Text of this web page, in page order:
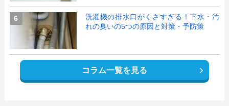
6
洗濯機の排水口がくさすぎる！下水・汚
れの臭いの5つの原因と対策・予防策
コラム一覧を見る